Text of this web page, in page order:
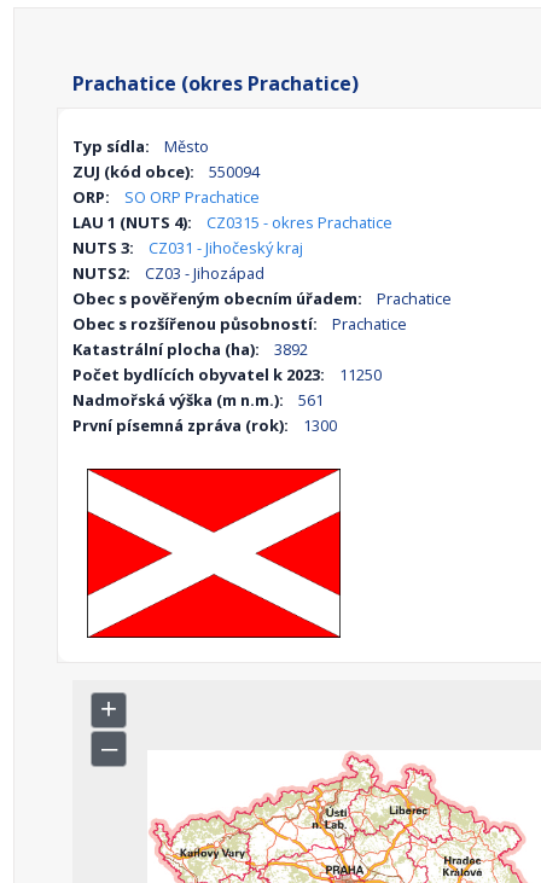
Prachatice (okres Prachatice)
Typ sídla:
Město
ZUJ (kód obce):
550094
ORP:
SO ORP Prachatice
LAU 1 (NUTS 4):
CZ0315 - okres Prachatice
NUTS 3:
CZ031 - Jihočeský kraj
NUTS2:
CZ03 - Jihozápad
Obec s pověřeným obecním úřadem:
Prachatice
Obec s rozšířenou působností:
Prachatice
Katastrální plocha (ha):
3892
Počet bydlících obyvatel k 2023:
11250
Nadmořská výška (m n.m.):
561
První písemná zpráva (rok):
1300